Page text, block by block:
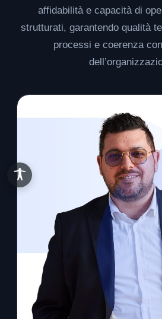
affidabilità e capacità di
strutturati, garantendo qualità
processi e coerenza